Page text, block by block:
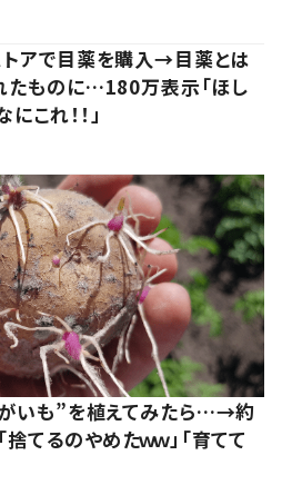
トアで目薬を購入→目薬とは
たものに…180万表示「ほし
にこれ！！」
いも”を植えてみたら…→約
てるのやめたｗｗ」「育てて